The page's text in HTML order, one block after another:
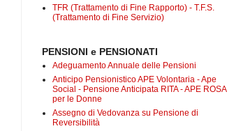
TFR (Trattamento di Fine Rapporto) - T.F.S.
(Trattamento di Fine Servizio)
PENSIONI e PENSIONATI
Adeguamento Annuale delle Pensioni
Anticipo Pensionistico APE Volontaria - Ape
Social - Pensione Anticipata RITA - APE ROSA
per le Donne
Assegno di Vedovanza su Pensione di
Reversibilità